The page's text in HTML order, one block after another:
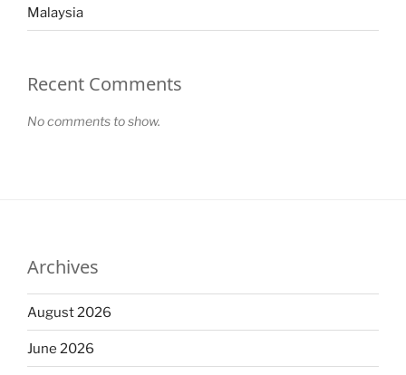
Malaysia
Recent Comments
No comments to show.
Archives
August 2026
June 2026